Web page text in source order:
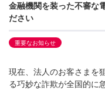
金融機関を装った不審な
ださい
重要なお知らせ
現在、法人のお客さまを
る巧妙な詐欺が全国的に